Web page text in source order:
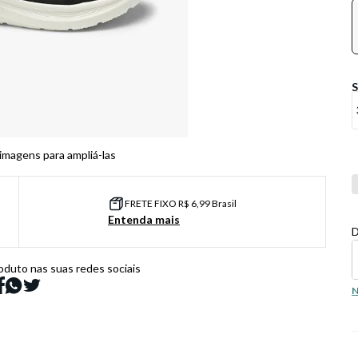
para ampliá-las
FRETE FIXO R$ 6,99 Brasil
Entenda mais
nas suas redes sociais